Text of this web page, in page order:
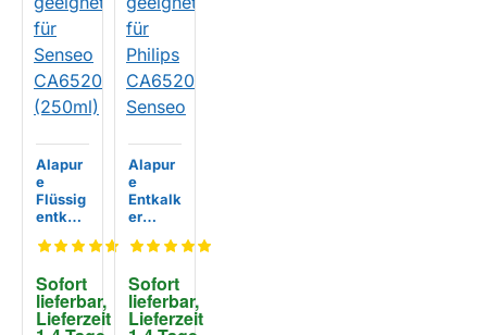
EIGENMARKE
Sofort
lieferbar,
Lieferzeit
Alapur
e
Flüssig
entkalk
geeign
Senseo
CA652
0/00
EIGENMARKE
Sofort
lieferbar,
Lieferzeit
Alapur
e
Entkalk
er
et für
CA652
0
Senseo